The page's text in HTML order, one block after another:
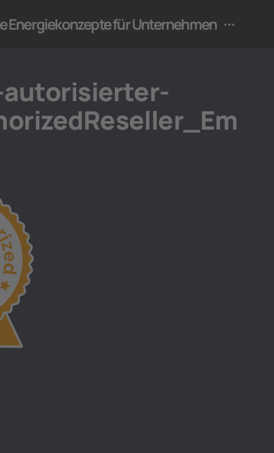
Energiekonzepte für Unternehmen